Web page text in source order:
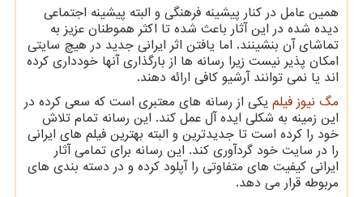
همین عامل در کنار پیشینه فرهنگی و البته پیشینه اجتماعی
دیده شده در این آثار باعث شده تا اکثر هموطنان عزیز به
تماشای آن بنشینند. اما یافتن اثر ایرانی جدید در هیچ سایتی
امکان پذیر نیست زیرا رسانه ها از بارگذاری آنها خودداری کرده
اند یا نمی توانند آرشیو کافی ارائه دهند.
مگ نیوز فیلم یکی از رسانه های معتبری است که سعی کرده در
این زمینه به شکلی ایده آل عمل کند. این رسانه تمام تلاش
خود را کرده است تا جدیدترین و البته بهترین فیلم های ایرانی
را در سایت خود گردآوری کند. این رسانه برای تمامی آثار
ایرانی کیفیت های متفاوتی را آپلود کرده و در دسته بندی های
مربوطه قرار می دهد.